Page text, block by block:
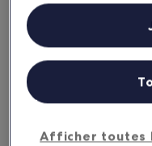
personnalisés, mesure de
études d’audience et
Liste de nos
Afficher toutes